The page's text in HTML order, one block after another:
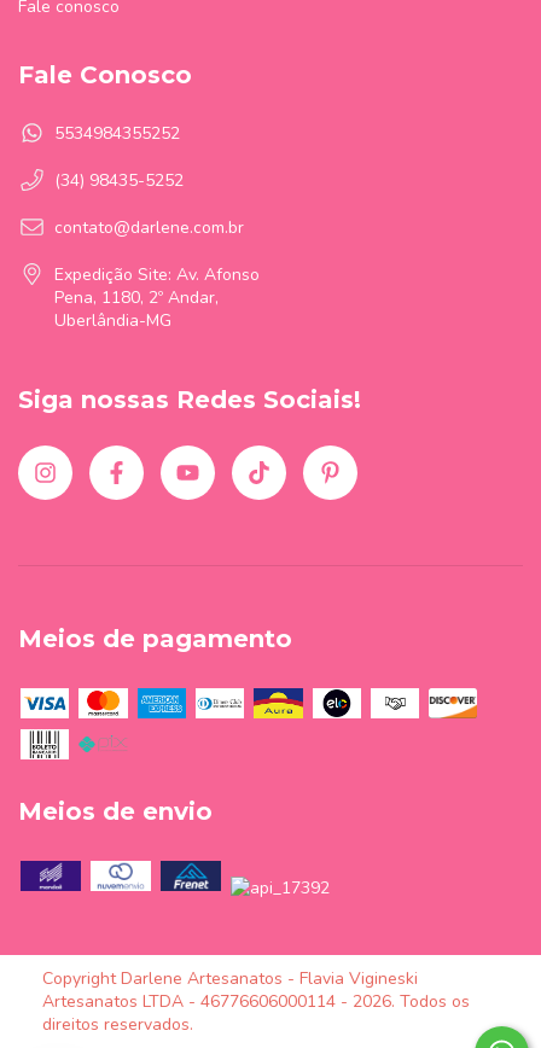
Fale conosco
Fale Conosco
5534984355252
(34) 98435-5252
contato@darlene.com.br
Expedição Site: Av. Afonso
Pena, 1180, 2º Andar,
Uberlândia-MG
Siga nossas Redes Sociais!
Meios de pagamento
Meios de envio
Copyright Darlene Artesanatos - Flavia Vigineski
Artesanatos LTDA - 46776606000114 - 2026. Todos os
direitos reservados.